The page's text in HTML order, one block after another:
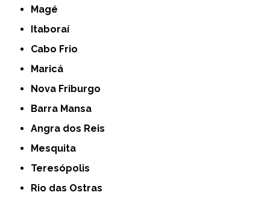
Magé
Itaboraí
Cabo Frio
Maricá
Nova Friburgo
Barra Mansa
Angra dos Reis
Mesquita
Teresópolis
Rio das Ostras